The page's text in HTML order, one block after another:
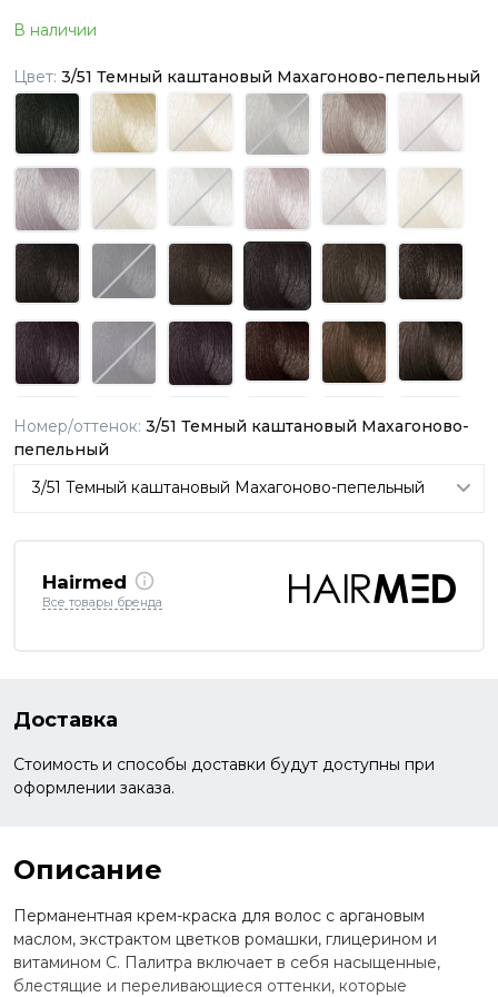
В наличии
Цвет: 3/51 Темный каштановый Махагоново-пепельный
Номер/оттенок: 3/51 Темный каштановый Махагоново-
пепельный
Hairmed
Все товары бренда
Доставка
Стоимость и способы доставки будут доступны при
оформлении заказа.
Описание
Перманентная крем-краска для волос с аргановым
маслом, экстрактом цветков ромашки, глицерином и
витамином С. Палитра включает в себя насыщенные,
блестящие и переливающиеся оттенки, которые